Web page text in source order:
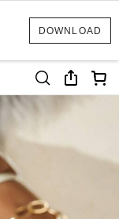
DOWNLOAD